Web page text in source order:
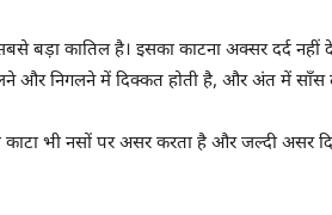
बड़ा कातिल है। इसका काटना अक्सर दर्द नहीं
और निगलने में दिक्कत होती है, और अंत में साँस
भी नसों पर असर करता है और जल्दी असर